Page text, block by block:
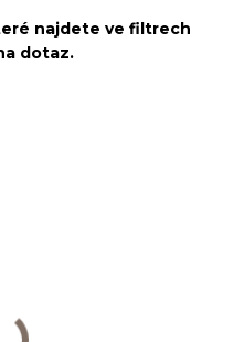
najdete ve filtrech
dotaz.